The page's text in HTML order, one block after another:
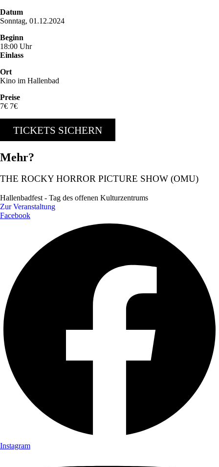
Datum
Sonntag, 01.12.2024
Beginn
18:00 Uhr
Einlass
Ort
Kino im Hallenbad
Preise
7€ 7€
TICKETS SICHERN
Mehr?
THE ROCKY HORROR PICTURE SHOW (OMU)
Hallenbadfest - Tag des offenen Kulturzentrums
Zur Veranstaltung
Facebook
Instagram